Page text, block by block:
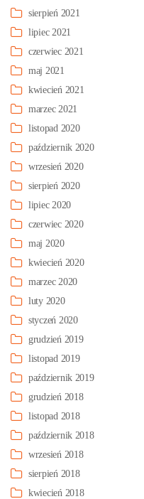
sierpień 2021
lipiec 2021
czerwiec 2021
maj 2021
kwiecień 2021
marzec 2021
listopad 2020
październik 2020
wrzesień 2020
sierpień 2020
lipiec 2020
czerwiec 2020
maj 2020
kwiecień 2020
marzec 2020
luty 2020
styczeń 2020
grudzień 2019
listopad 2019
październik 2019
grudzień 2018
listopad 2018
październik 2018
wrzesień 2018
sierpień 2018
kwiecień 2018